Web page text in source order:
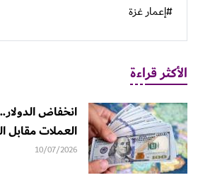
#إعمار غزة
الأكثر قراءة
انخفاض
العملات مقابل
10/07/2026